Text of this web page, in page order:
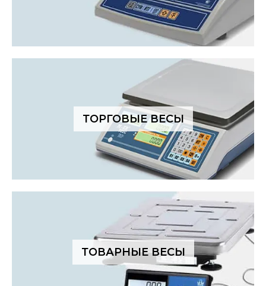
ТОРГОВЫЕ ВЕСЫ
ТОВАРНЫЕ ВЕСЫ